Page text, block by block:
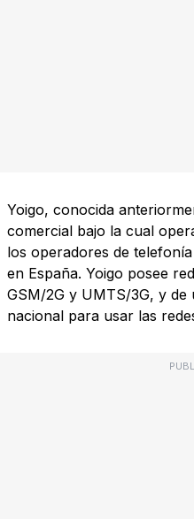
Yoigo, conocida
comercial bajo la cual
los operadores de
en España. Yoigo posee
GSM/2G y UMTS/3G, y
nacional para usar las